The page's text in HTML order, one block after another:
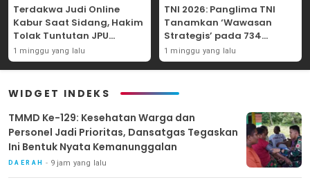
Terdakwa Judi Online
Kabur Saat Sidang, Hakim
Tolak Tuntutan JPU
Tanjung Perak karena
Gagal Hadirkan Hartono
1 minggu yang lalu
TNI 2026: Panglima TNI
Tanamkan ‘Wawasan
Strategis’ pada 734
Perwira Baru, Tekankan
Netralitas dan Integritas
1 minggu yang lalu
WIDGET INDEKS
TMMD Ke-129: Kesehatan Warga dan
Personel Jadi Prioritas, Dansatgas Tegaskan
Ini Bentuk Nyata Kemanunggalan
DAERAH 9 jam yang lalu